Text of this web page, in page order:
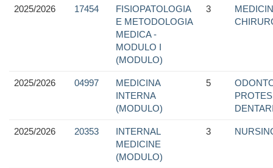
2025/2026 17454
FISIOPATOLOGIA
E METODOLOGIA
MEDICA -
MODULO I
(MODULO)
3
2025/2026 04997
MEDICINA
INTERNA
(MODULO)
5
2025/2026 20353
INTERNAL
MEDICINE
(MODULO)
3